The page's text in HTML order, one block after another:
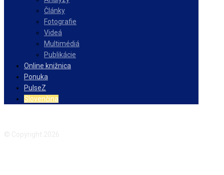
Články
Fotografie
Videá
Multimédiá
Publikácie
Online knižnica
Ponuka
PulseZ
Slovenčina